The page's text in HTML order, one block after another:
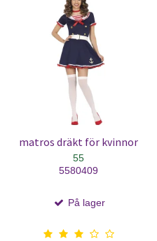
matros dräkt för kvinnor
55
5580409
På lager